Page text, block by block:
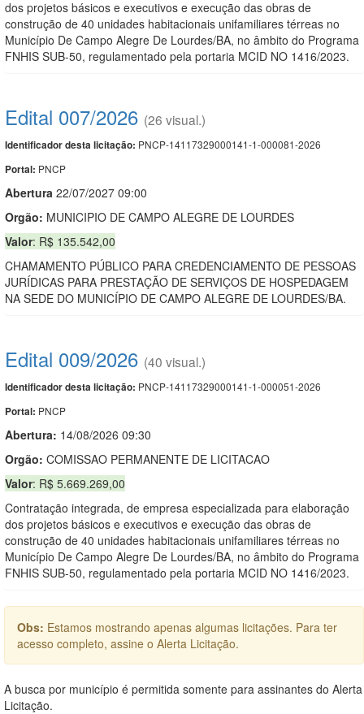
dos projetos básicos e executivos e execução das obras de
construção de 40 unidades habitacionais unifamiliares térreas no
Município De Campo Alegre De Lourdes/BA, no âmbito do Programa
FNHIS SUB-50, regulamentado pela portaria MCID NO 1416/2023.
Edital 007/2026 (26 visual.)
Identificador desta licitação: PNCP-14117329000141-1-000081-2026
Portal: PNCP
Abertura 22/07/2027 09:00
Orgão: MUNICIPIO DE CAMPO ALEGRE DE LOURDES
Valor: R$ 135.542,00
CHAMAMENTO PÚBLICO PARA CREDENCIAMENTO DE PESSOAS
JURÍDICAS PARA PRESTAÇÃO DE SERVIÇOS DE HOSPEDAGEM
NA SEDE DO MUNICÍPIO DE CAMPO ALEGRE DE LOURDES/BA.
Edital 009/2026 (40 visual.)
Identificador desta licitação: PNCP-14117329000141-1-000051-2026
Portal: PNCP
Abertura: 14/08/2026 09:30
Orgão: COMISSAO PERMANENTE DE LICITACAO
Valor: R$ 5.669.269,00
Contratação integrada, de empresa especializada para elaboração
dos projetos básicos e executivos e execução das obras de
construção de 40 unidades habitacionais unifamiliares térreas no
Município De Campo Alegre De Lourdes/BA, no âmbito do Programa
FNHIS SUB-50, regulamentado pela portaria MCID NO 1416/2023.
Obs: Estamos mostrando apenas algumas licitações. Para ter
acesso completo, assine o Alerta Licitação.
A busca por município é permitida somente para assinantes do Alerta
Licitação.